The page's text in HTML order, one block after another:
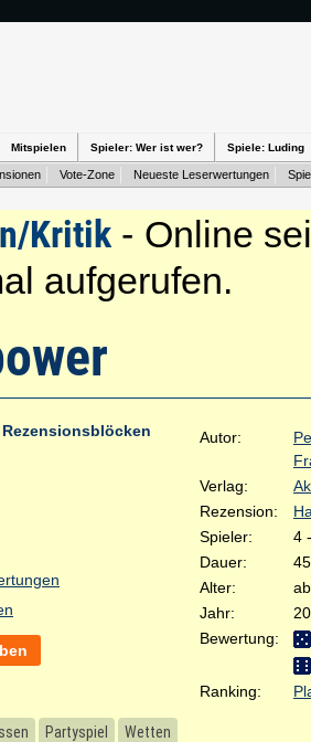
Mitspielen Spieler: Wer ist wer? Spiele: Luding
Vote-Zone Neueste Leserwertungen
Kritik - Online
aufgerufen.
Autor:
Verlag:
Rezension:
Spieler:
4
Dauer:
Alter:
Jahr:
Bewertung:
Ranking:
Partyspiel
Wetten